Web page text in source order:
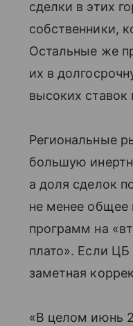
сделки в этих
собственники,
Остальные же
их в
высоких ставок
Региональные
большую
а доля сделок
не менее общее
программ на
плато». Если
заметная
«В целом июнь